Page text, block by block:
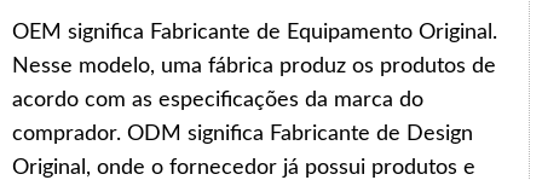
OEM significa Fabricante de Equipamento Original.
Nesse modelo, uma fábrica produz os produtos de
acordo com as especificações da marca do
comprador. ODM significa Fabricante de Design
Original, onde o fornecedor já possui produtos e